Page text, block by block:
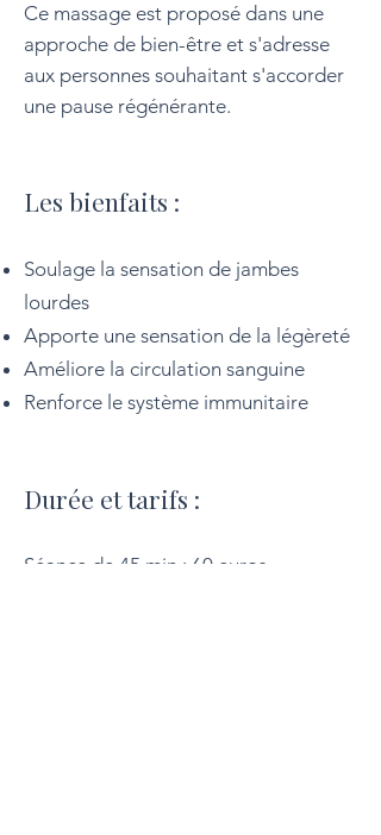
Ce massage est proposé dans une
approche de bien-être et s'adresse
aux personnes souhaitant s'accorder
une pause régénérante.
Les bienfaits :
Soulage la sensation de jambes
lourdes
Apporte une sensation de la légèreté
Améliore la circulation sanguine
Renforce le système immunitaire
​Durée et tarifs :
Séance de 45 min : 60 euros